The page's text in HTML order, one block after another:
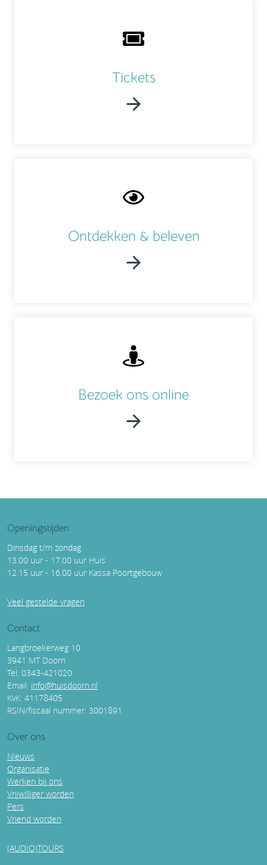
Tickets
Ontdekken & beleven
Bezoek ons online
Openingstijden
Dinsdag t/m zondag
13.00 uur - 17.00 uur Huis
12.15 uur - 16.00 uur Kassa Poortgebouw
Veel gestelde vragen
Contact
Langbroekerweg 10
3941 MT Doorn
Tel: 0343-421020
Email: info@huisdoorn.nl
KvK: 41178405
RSIN/fiscaal nummer: 3001891
Over ons
Nieuws
Organisatie
Werken bij ons
Vrijwilliger worden
Pers
Vriend worden
(AUDIO)TOURS